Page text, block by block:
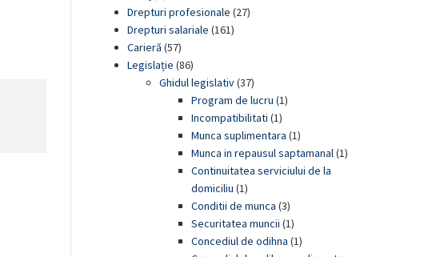
Drepturi profesionale (27)
Drepturi salariale (161)
Carieră (57)
Legislație (86)
Ghidul legislativ(37)
Program de lucru (1)
Incompatibilitati (1)
Munca suplimentara (1)
Munca in repausul saptamanal(1)
Continuitatea serviciului de la
domiciliu (1)
Conditii de munca (3)
Securitatea muncii (1)
Concediul de odihna (1)